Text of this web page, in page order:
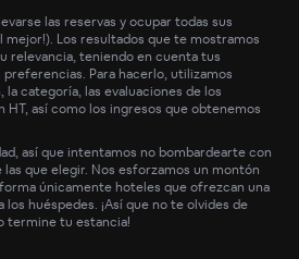
las reservas y ocupar todas sus
mejor!). Los resultados que te mostramos
relevancia, teniendo en cuenta tus
Para hacerlo, utilizamos
categoría, las evaluaciones de los
HT, así como los ingresos que obtenemos
así que intentamos no bombardearte con
que elegir. Nos esforzamos un montón
únicamente hoteles que ofrezcan una
huéspedes. ¡Así que no te olvides de
termine tu estancia!